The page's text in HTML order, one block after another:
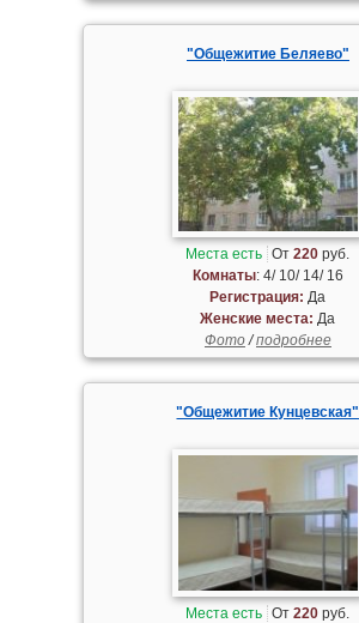
"Общежитие Беляево"
Места есть От220 руб.
Комнаты: 4/ 10/ 14/ 16
Регистрация: Да
Женские места: Да
Фото/подробнее
"Общежитие Кунцевская"
Места есть От220 руб.